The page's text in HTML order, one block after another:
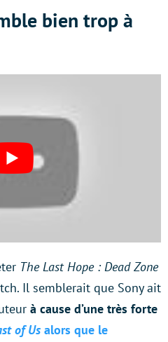
bien trop à
The Last Hope : Dead Zone
Il semblerait que Sony ait
à cause d’une très forte
of Us alors que le